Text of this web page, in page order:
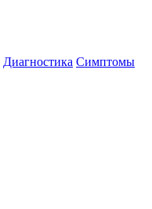
Диагностика Симптомы